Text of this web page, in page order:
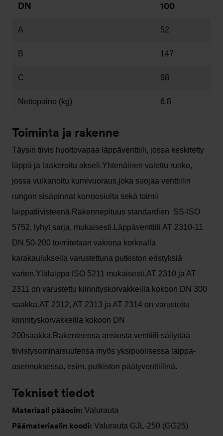
DN 100
A 52
B 147
C 98
Nettopaino (kg) 6.8
Toiminta ja rakenne
Täysin tiivis huoltovapaa läppäventtiili, jossa keskitetty
läppä ja laakeroitu akseli.Yhtenäinen valettu runko,
jossa vulkanoitu kumivuoraus,joka suojaa venttiilin
rungon sisäpinnat korroosiolta sekä toimii
laippatiivisteenä.Rakennepituus standardien SS-ISO
5752, lyhyt sarja, mukaisesti.Läppäventtiili AT 2310-11
DN 50-200 toimitetaan vakiona korkealla
karakauluksella varustettuna putkiston eristyksiä
varten.Ylälaippa ISO 5211 mukaisesti.AT 2310 ja AT
2311 on varustettu kiinnityskorvakkeilla kokoon DN 300
saakka.AT 2312, AT 2313 ja AT 2314 on varustettu
kiinnityskorvakkeilla kokoon DN
200saakka.Rakenteensa ansiosta venttiili säilyttää
tiivistysominaisuutensa myös yksipuolisessa laippa-
asennuksessa, esim. putkiston päätyventtiilinä.
Tekniset tiedot
Materiaali pääosin: Valurauta
Päämateriaalin koodi: Valurauta GJL-250 (GG25)